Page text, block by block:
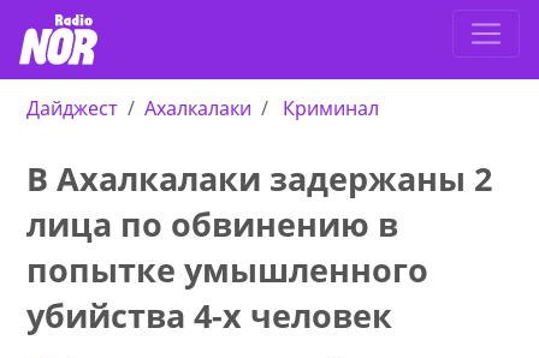
Дайджест Ахалкалаки Криминал
В Ахалкалаки задержаны 2
лица по обвинению в
попытке умышленного
убийства 4-х человек